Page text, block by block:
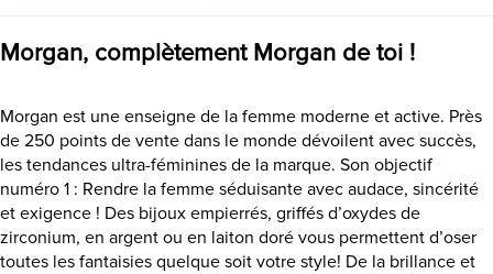
BREUNING
BRONZALLURE
CACHAREL
Morgan, complètement Morgan de toi !
Morgan est une enseigne de la femme moderne et active. Près
de 250 points de vente dans le monde dévoilent avec succès,
les tendances ultra-féminines de la marque. Son objectif
numéro 1 : Rendre la femme séduisante avec audace, sincérité
et exigence ! Des bijoux empierrés, griffés d’oxydes de
zirconium, en argent ou en laiton doré vous permettent d’oser
toutes les fantaisies quelque soit votre style! De la brillance et